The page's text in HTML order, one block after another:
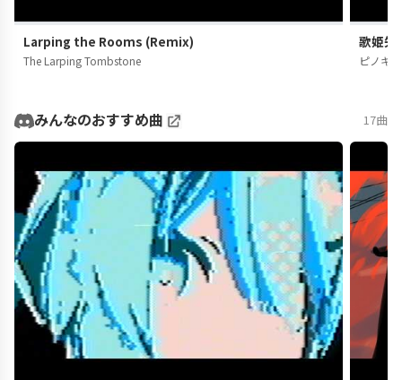
Larping the Rooms (Remix)
The Larping Tombstone
歌姫失
ピノキ
みんなのおすすめ曲 17曲